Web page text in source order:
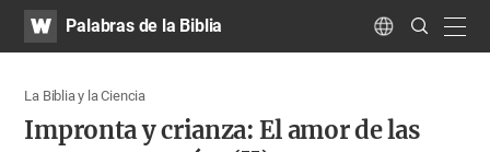
WATVPalabras de la Biblia Language
Search
Submit
La Biblia y la Ciencia
Impronta y crianza: El amor de las